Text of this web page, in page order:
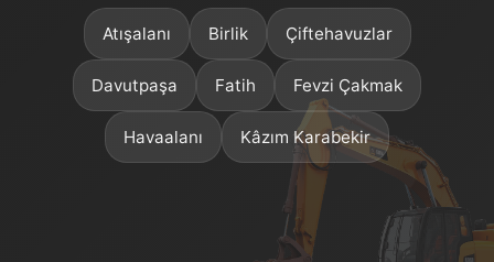
Atışalanı Birlik Çiftehavuzlar
Davutpaşa Fatih Fevzi Çakmak
Havaalanı Kâzım Karabekir